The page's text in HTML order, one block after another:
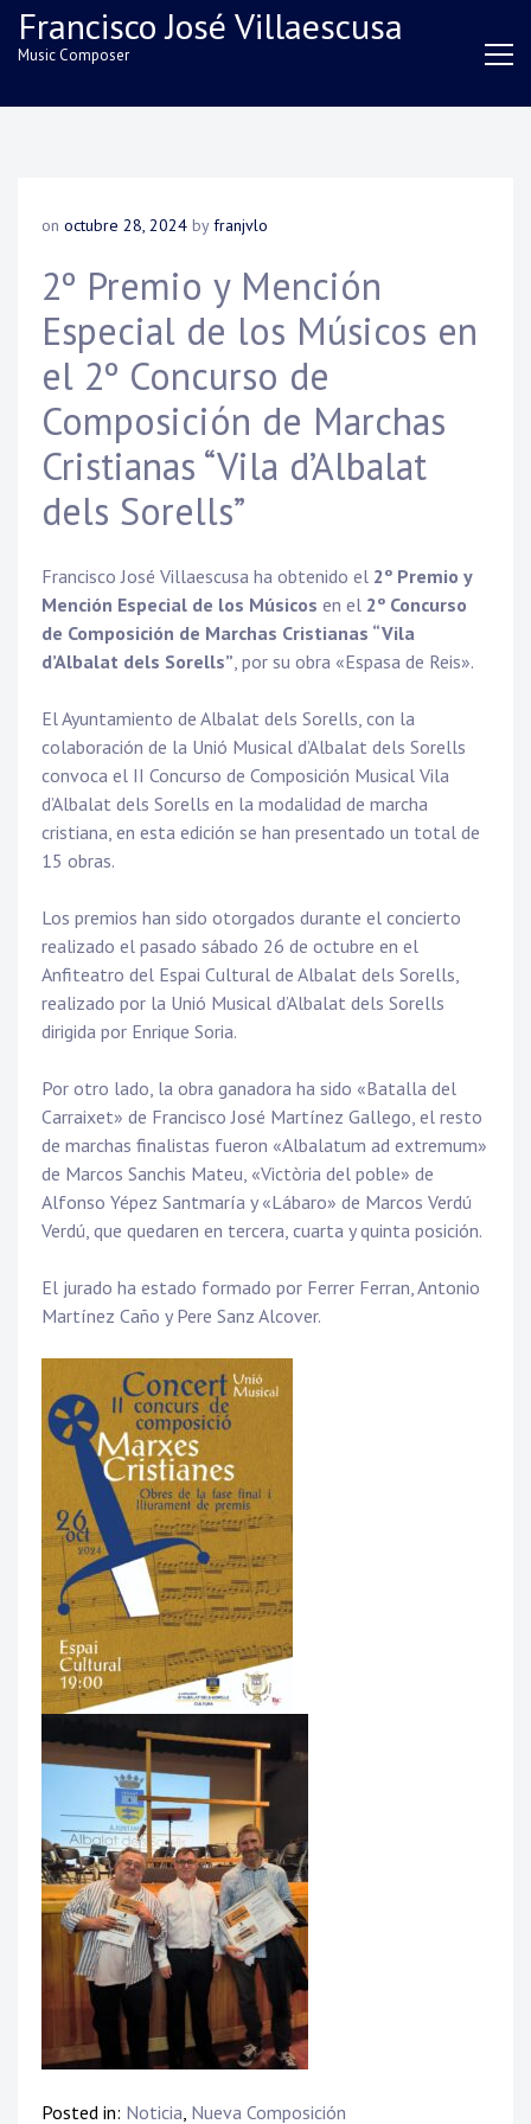
SkipFrancisco José Villaescusa
Music Composer
on octubre 28, 2024 byfranjvlo
2º Premio y Mención
Especial de los Músicos en
el 2º Concurso de
Composición de Marchas
Cristianas “Vila d’Albalat
dels Sorells”
Francisco José Villaescusa ha obtenido el 2º Premio y
Mención Especial de los Músicos en el 2º Concurso
de Composición de Marchas Cristianas “Vila
d’Albalat dels Sorells”, por su obra «Espasa de Reis».
El Ayuntamiento de Albalat dels Sorells, con la
colaboración de la Unió Musical d’Albalat dels Sorells
convoca el II Concurso de Composición Musical Vila
d’Albalat dels Sorells en la modalidad de marcha
cristiana, en esta edición se han presentado un total de
15 obras.
Los premios han sido otorgados durante el concierto
realizado el pasado sábado 26 de octubre en el
Anfiteatro del Espai Cultural de Albalat dels Sorells,
realizado por la Unió Musical d’Albalat dels Sorells
dirigida por Enrique Soria.
Por otro lado, la obra ganadora ha sido «Batalla del
Carraixet» de Francisco José Martínez Gallego, el resto
de marchas finalistas fueron «Albalatum ad extremum»
de Marcos Sanchis Mateu, «Victòria del poble» de
Alfonso Yépez Santmaría y «Lábaro» de Marcos Verdú
Verdú, que quedaren en tercera, cuarta y quinta posición.
El jurado ha estado formado por Ferrer Ferran, Antonio
Martínez Caño y Pere Sanz Alcover.
Posted in: Noticia, Nueva Composición